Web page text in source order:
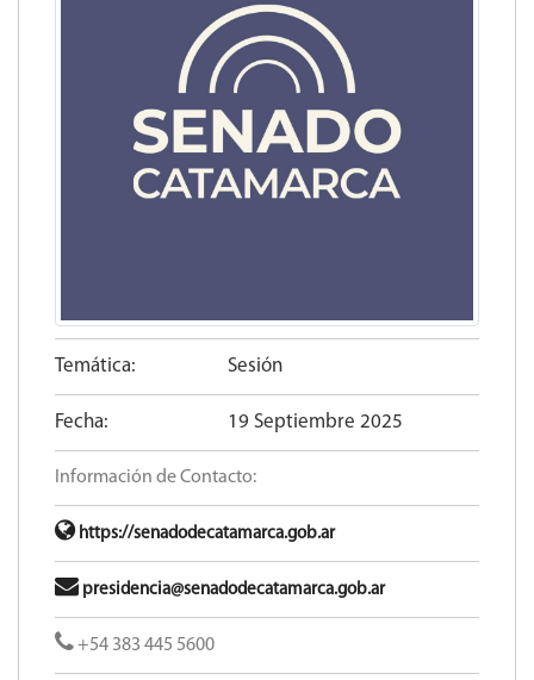
Temática: Sesión
Fecha: 19 Septiembre 2025
Información de Contacto:
https://senadodecatamarca.gob.ar
presidencia@senadodecatamarca.gob.ar
+54 383 445 5600​